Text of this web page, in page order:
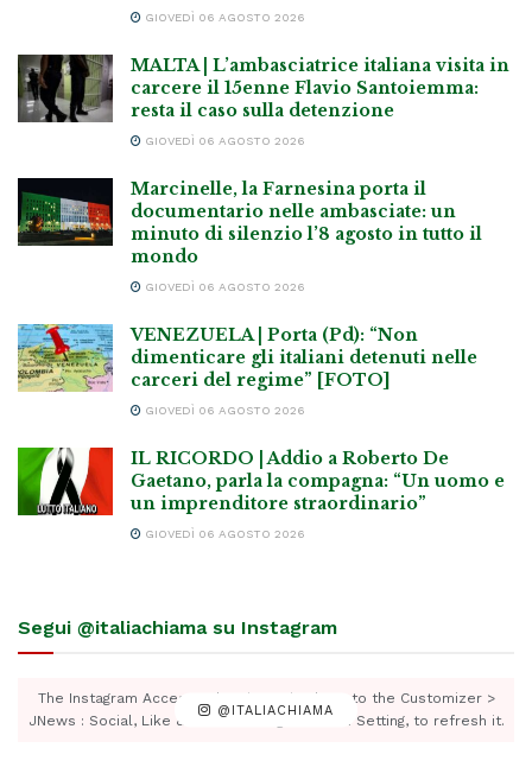
GIOVEDÌ 06 AGOSTO 2026
MALTA | L’ambasciatrice italiana visita in
carcere il 15enne Flavio Santoiemma:
resta il caso sulla detenzione
GIOVEDÌ 06 AGOSTO 2026
Marcinelle, la Farnesina porta il
documentario nelle ambasciate: un
minuto di silenzio l’8 agosto in tutto il
mondo
GIOVEDÌ 06 AGOSTO 2026
VENEZUELA | Porta (Pd): “Non
dimenticare gli italiani detenuti nelle
carceri del regime” [FOTO]
GIOVEDÌ 06 AGOSTO 2026
IL RICORDO | Addio a Roberto De
Gaetano, parla la compagna: “Un uomo e
un imprenditore straordinario”
GIOVEDÌ 06 AGOSTO 2026
Segui @italiachiama su Instagram
@ITALIACHIAMA
The Instagram Access Token is expired, Go to the Customizer >
JNews : Social, Like & View > Instagram Feed Setting, to refresh it.